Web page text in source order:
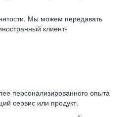
Мы можем передавать
клиент-
персонализированного опыта
сервис или продукт.